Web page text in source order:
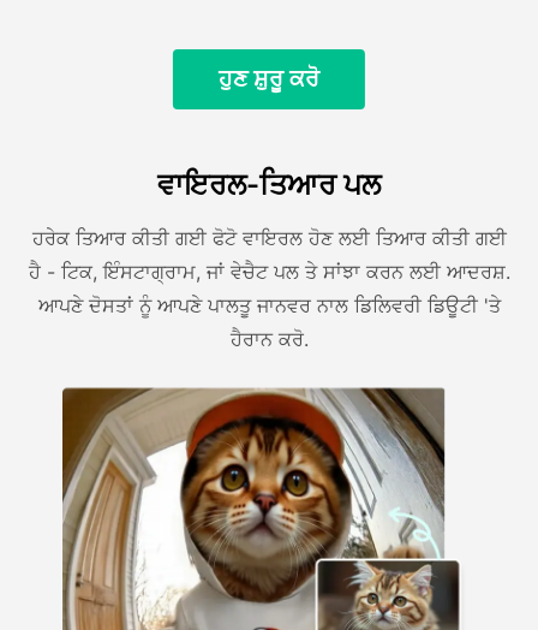
ਹੁਣ ਸ਼ੁਰੂ ਕਰੋ
ਵਾਇਰਲ-ਤਿਆਰ ਪਲ
ਹਰੇਕ ਤਿਆਰ ਕੀਤੀ ਗਈ ਫੋਟੋ ਵਾਇਰਲ ਹੋਣ ਲਈ ਤਿਆਰ ਕੀਤੀ ਗਈ
ਹੈ - ਟਿਕ, ਇੰਸਟਾਗ੍ਰਾਮ, ਜਾਂ ਵੇਚੈਟ ਪਲ ਤੇ ਸਾਂਝਾ ਕਰਨ ਲਈ ਆਦਰਸ਼.
ਆਪਣੇ ਦੋਸਤਾਂ ਨੂੰ ਆਪਣੇ ਪਾਲਤੂ ਜਾਨਵਰ ਨਾਲ ਡਿਲਿਵਰੀ ਡਿਊਟੀ 'ਤੇ
ਹੈਰਾਨ ਕਰੋ.